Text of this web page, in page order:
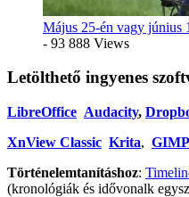
Május 25-én vagy június
- 93 888 Views
Letölthető ingyenes
LibreOffice Audacity,
XnView Classic Krita, GIMP
Történelemtanításhoz:
(kronológiák és idővonalk